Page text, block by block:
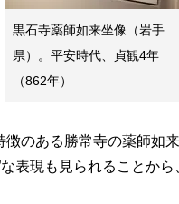
黒石寺薬師如来坐像（岩手
県）。平安時代、貞観4年
（862年）
のある勝常寺の薬師如
表現も見られることか